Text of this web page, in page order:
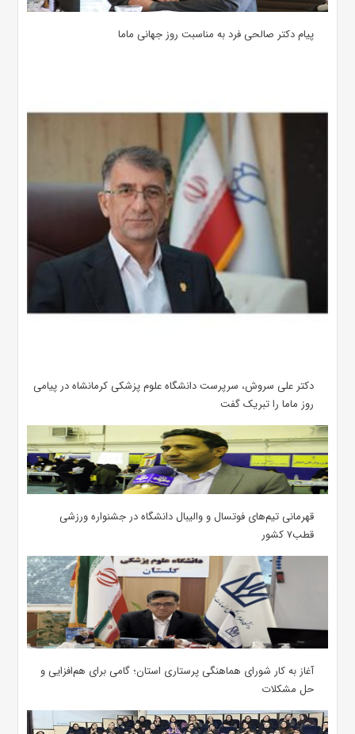
پیام دکتر صالحی فرد به مناسبت روز جهانی ماما
دکتر علی سروش، سرپرست دانشگاه علوم پزشکی کرمانشاه در پیامی
روز ماما را تبریک گفت
قهرمانی تیم‌های فوتسال و والیبال دانشگاه در جشنواره ورزشی
قطب۷ کشور
آغاز به کار شورای هماهنگی پرستاری استان؛ گامی برای هم‌افزایی و
حل مشکلات